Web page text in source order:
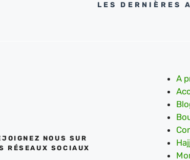
LES DERNIÈRES
NOUS SUR
RÉSEAUX SOCIAUX
A